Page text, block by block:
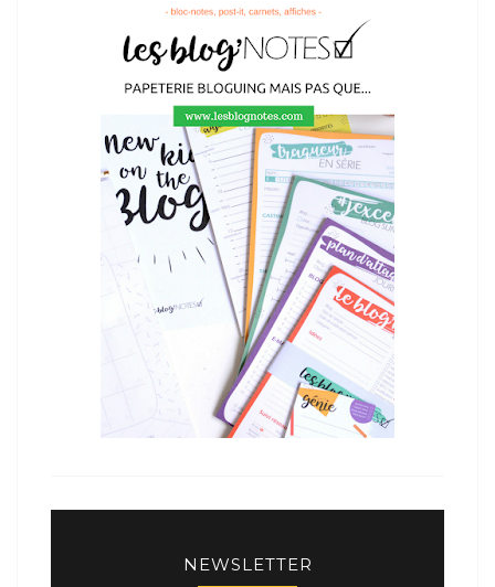
NEWSLETTER